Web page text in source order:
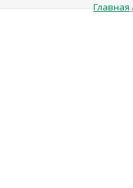
Главная